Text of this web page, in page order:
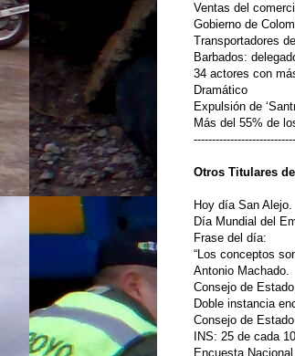
Ventas del
Gobierno de
Transportadores
Barbados:
34 actores con
Dramático
Expulsión de
Más del 55% de
Otros Titulares
Hoy día San Alejo.
Día Mundial del
Frase del día:
“Los conceptos
Antonio Machado.
Consejo de
Doble instancia
Consejo de
INS: 25 de cada
Encuesta